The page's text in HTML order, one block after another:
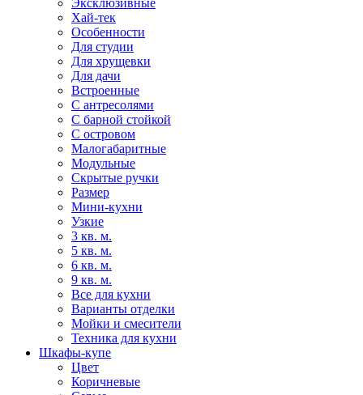
Эксклюзивные
Хай-тек
Особенности
Для студии
Для хрущевки
Для дачи
Встроенные
С антресолями
С барной стойкой
С островом
Малогабаритные
Модульные
Скрытые ручки
Размер
Мини-кухни
Узкие
3 кв. м.
5 кв. м.
6 кв. м.
9 кв. м.
Все для кухни
Варианты отделки
Мойки и смесители
Техника для кухни
Шкафы-купе
Цвет
Коричневые